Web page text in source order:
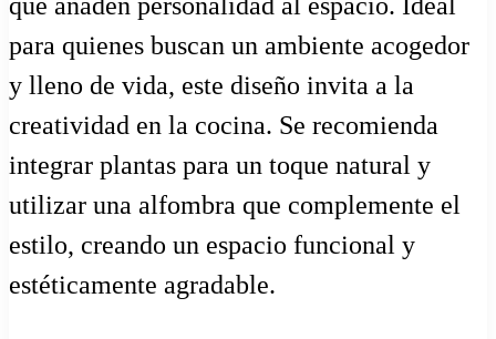
que añaden personalidad al espacio. Ideal
para quienes buscan un ambiente acogedor
y lleno de vida, este diseño invita a la
creatividad en la cocina. Se recomienda
integrar plantas para un toque natural y
utilizar una alfombra que complemente el
estilo, creando un espacio funcional y
estéticamente agradable.